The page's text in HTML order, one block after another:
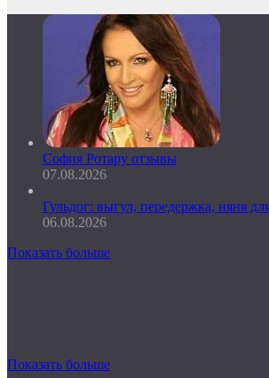
София Ротару отзывы
07.08.2026
Гульдог: выгул, передержка, няня
06.08.2026
Показать больше
Показать больше